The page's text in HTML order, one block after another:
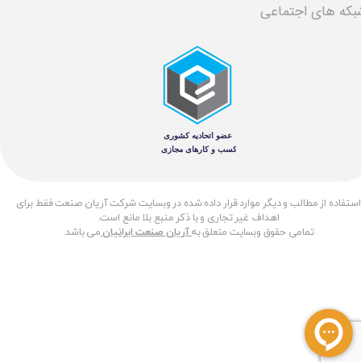
​استفاده از مطالب و دیگر موارد قرار داده شده در وبسایت شرکت آریان صنعت فقط برای
اهداف غیر تجاری و با ذکر منبع بلا مانع است.
تمامی حقوق وبسایت متعلق بهآریان صنعت ایرانیانمی باشد.
های اجتماعی